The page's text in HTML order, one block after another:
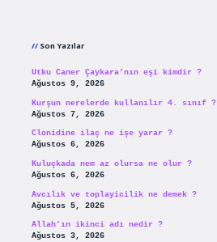
Son Yazılar
Utku Caner Çaykara’nın eşi kimdir ?
Ağustos 9, 2026
Kurşun nerelerde kullanılır 4. sınıf ?
Ağustos 7, 2026
Clonidine ilaç ne işe yarar ?
Ağustos 6, 2026
Kuluçkada nem az olursa ne olur ?
Ağustos 6, 2026
Avcılık ve toplayicilik ne demek ?
Ağustos 5, 2026
Allah’ın ikinci adı nedir ?
Ağustos 3, 2026